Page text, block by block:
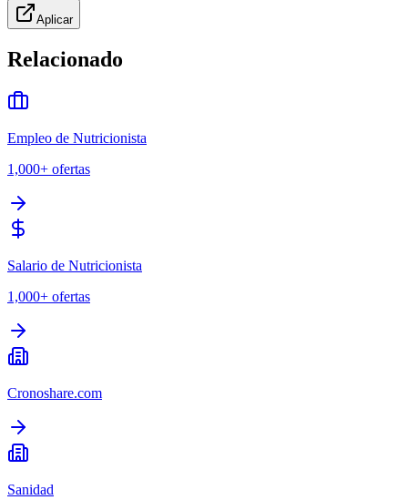
Aplicar
Relacionado
Empleo de Nutricionista
1,000+ ofertas
Salario de Nutricionista
1,000+ ofertas
Cronoshare.com
Sanidad